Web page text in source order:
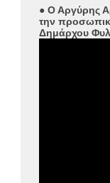
● Ο Αργύρης
την
Δημάρχου